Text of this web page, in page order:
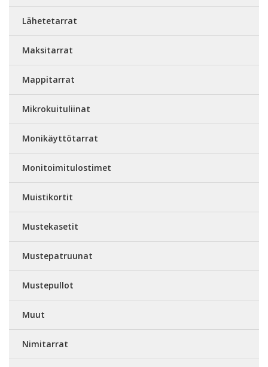
Lähetetarrat
Maksitarrat
Mappitarrat
Mikrokuituliinat
Monikäyttötarrat
Monitoimitulostimet
Muistikortit
Mustekasetit
Mustepatruunat
Mustepullot
Muut
Nimitarrat